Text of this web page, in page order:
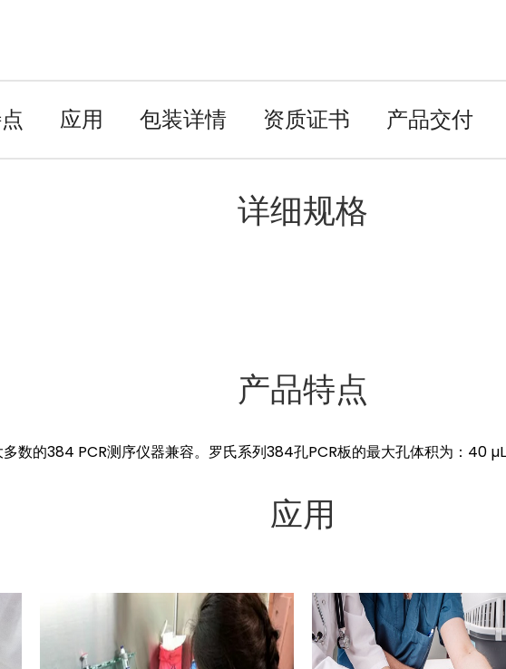
应用 包装详情 资质证书 产品交付
详细规格
产品特点
数的384 PCR测序仪器兼容。 罗氏系列384孔PCR板的最大孔体积为：40
应用